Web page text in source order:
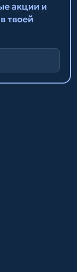
акции и
твоей